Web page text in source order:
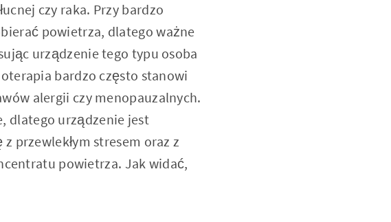
czy raka. Przy bardzo
powietrza, dlatego ważne
urządzenie tego typu osoba
bardzo często stanowi
alergii czy menopauzalnych.
dlatego urządzenie jest
przewlekłym stresem oraz z
powietrza. Jak widać,